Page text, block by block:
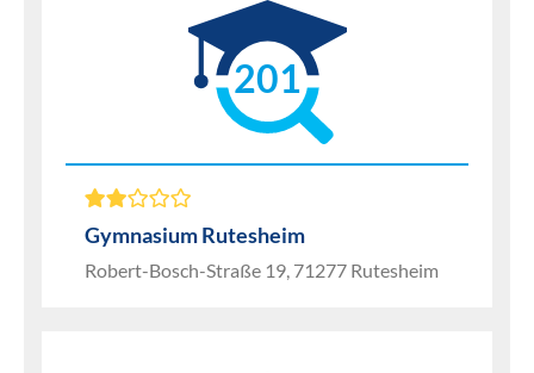
201
Gymnasium Rutesheim
Robert-Bosch-Straße 19, 71277 Rutesheim